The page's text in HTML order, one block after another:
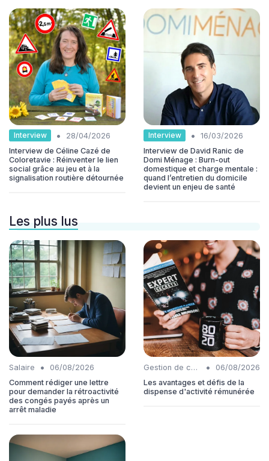
Interview •
28/04/2026
Interview de Céline Cazé de
Coloretavie : Réinventer le lien
social grâce au jeu et à la
signalisation routière détournée
Interview •
16/03/2026
Interview de David Ranic de
Domi Ménage : Burn-out
domestique et charge mentale :
quand l’entretien du domicile
devient un enjeu de santé
Les plus lus
Salaire •
06/08/2026
Comment rédiger une lettre
pour demander la rétroactivité
des congés payés après un
arrêt maladie
Gestion de carrière •
06/08/2026
Les avantages et défis de la
dispense d'activité rémunérée